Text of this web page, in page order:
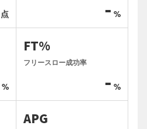
点 - %
%
FT%
フリースロー成功率
- %
APG